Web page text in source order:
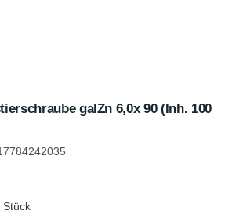
galZn 6,0x 90 (Inh. 100
Stück